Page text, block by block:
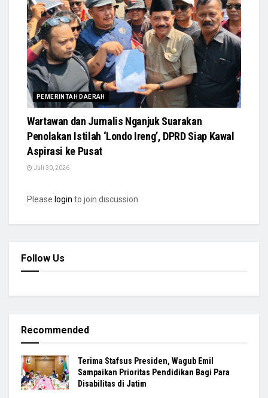
PEMERINTAH DAERAH
Wartawan dan Jurnalis Nganjuk Suarakan
Penolakan Istilah ‘Londo Ireng’, DPRD Siap Kawal
Aspirasi ke Pusat
Juli 30, 2026
Please login to join discussion
Follow Us
Recommended
Terima Stafsus Presiden, Wagub Emil
Sampaikan Prioritas Pendidikan Bagi Para
Disabilitas di Jatim